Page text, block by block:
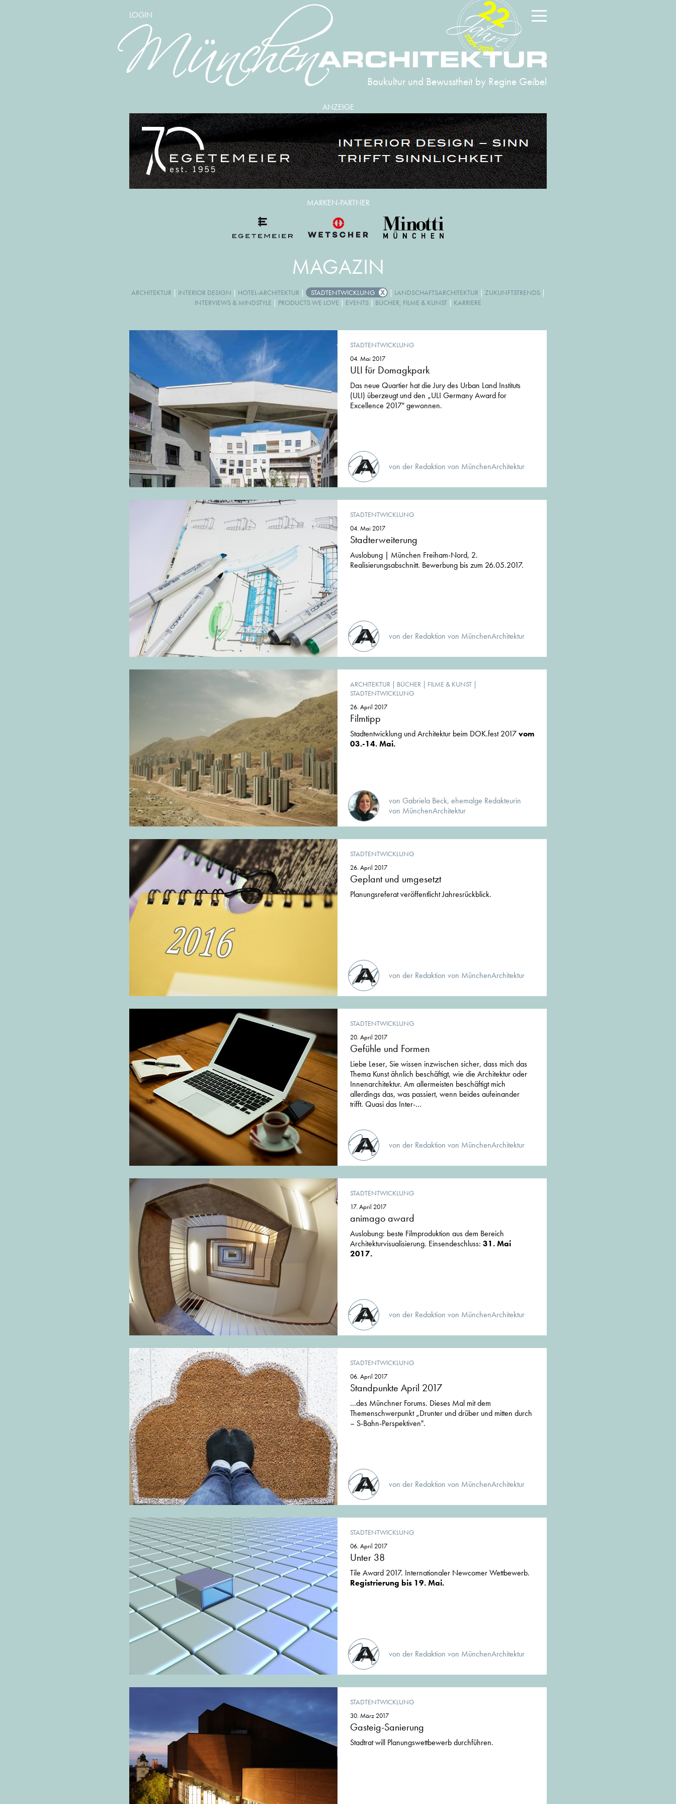
LOGIN
Baukultur und Bewusstheit by Regine Geibel
2004-2026
22
ANZEIGE
MAGAZIN
ARCHITEKTUR | INTERIOR DESIGN | HOTEL-ARCHITEKTUR | STADTENTWICKLUNG | LANDSCHAFTSARCHITEKTUR | ZUKUNFTSTRENDS|
INTERVIEWS & MINDSTYLE | PRODUCTS WE LOVE | EVENTS | BÜCHER, FILME & KUNST | KARRIERE
STADTENTWICKLUNG
04. Mai 2017
ULI für Domagkpark
Das neue Quartier hat die Jury des Urban Land Instituts
(ULI) überzeugt und den „ULI Germany Award for
Excellence 2017" gewonnen.
von der Redaktion von MünchenArchitektur
STADTENTWICKLUNG
04. Mai 2017
Stadterweiterung
Auslobung | München Freiham-Nord, 2.
Realisierungsabschnitt. Bewerbung bis zum 26.05.2017.
von der Redaktion von MünchenArchitektur
ARCHITEKTUR | BÜCHER | FILME & KUNST |
STADTENTWICKLUNG
26. April 2017
Filmtipp
Stadtentwicklung und Architektur beim DOK.fest 2017vom
03.-14. Mai.
von Gabriela Beck, ehemalge Redakteurin
von MünchenArchitektur
STADTENTWICKLUNG
26. April 2017
Geplant und umgesetzt
Planungsreferat veröffentlicht Jahresrückblick.
von der Redaktion von MünchenArchitektur
STADTENTWICKLUNG
20. April 2017
Gefühle und Formen
Liebe Leser, Sie wissen inzwischen sicher, dass mich das
Thema Kunst ähnlich beschäftigt, wie die Architektur oder
Innenarchitektur. Am allermeisten beschäftigt mich
allerdings das, was passiert, wenn beides aufeinander
trifft. Quasi das Inter-...
von der Redaktion von MünchenArchitektur
STADTENTWICKLUNG
17. April 2017
animago award
Auslobung: beste Filmproduktion aus dem Bereich
Architekturvisualisierung. Einsendeschluss: 31. Mai
2017.
von der Redaktion von MünchenArchitektur
STADTENTWICKLUNG
06. April 2017
Standpunkte April 2017
...des Münchner Forums. Dieses Mal mit dem
Themenschwerpunkt „Drunter und drüber und mitten durch
– S-Bahn-Perspektiven".
von der Redaktion von MünchenArchitektur
STADTENTWICKLUNG
06. April 2017
Unter 38
Tile Award 2017. Internationaler Newcomer Wettbewerb.
Registrierung bis 19. Mai.
von der Redaktion von MünchenArchitektur
STADTENTWICKLUNG
30. März 2017
Gasteig-Sanierung
Stadtrat will Planungswettbewerb durchführen.